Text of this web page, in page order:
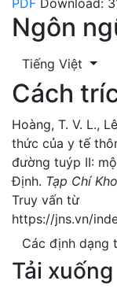
PDF Download:
Ngôn
Tiếng Việt
Cách
Hoàng, T. V. L.,
thức của y tế
đường tuýp II:
Định. Tạp Chí
Truy vấn từ
https://jns.vn/
Các định dạng
Tải xuống